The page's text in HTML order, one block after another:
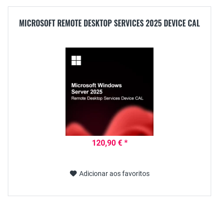
MICROSOFT REMOTE DESKTOP SERVICES 2025 DEVICE CAL
120,90 € *
Adicionar aos favoritos